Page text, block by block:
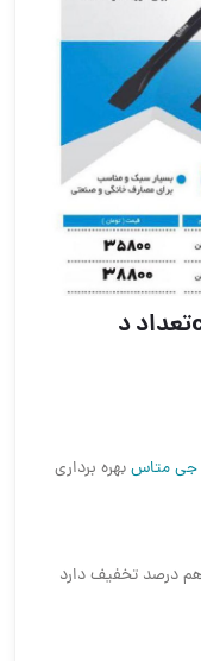
جی متاسبهره برداری